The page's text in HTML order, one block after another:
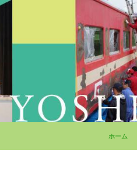
ホーム